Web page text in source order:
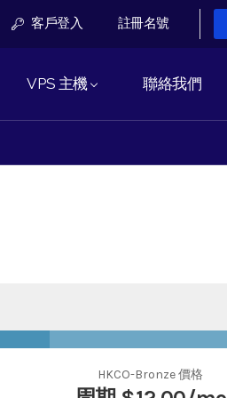
客戶登入 註冊名號
VPS 主機 聯絡我們
HKCO-Bronze 價格